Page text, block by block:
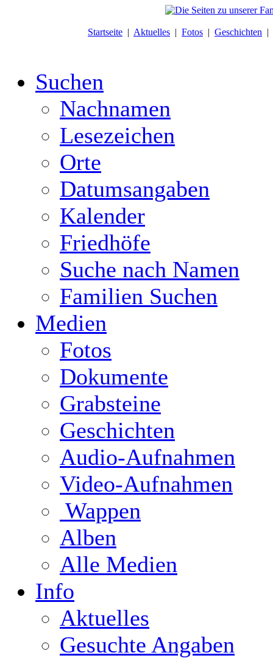
Startseite | Aktuelles | Fotos | Geschichten |
Suchen
Nachnamen
Lesezeichen
Orte
Datumsangaben
Kalender
Friedhöfe
Suche nach Namen
Familien Suchen
Medien
Fotos
Dokumente
Grabsteine
Geschichten
Audio-Aufnahmen
Video-Aufnahmen
Wappen
Alben
Alle Medien
Info
Aktuelles
Gesuchte Angaben